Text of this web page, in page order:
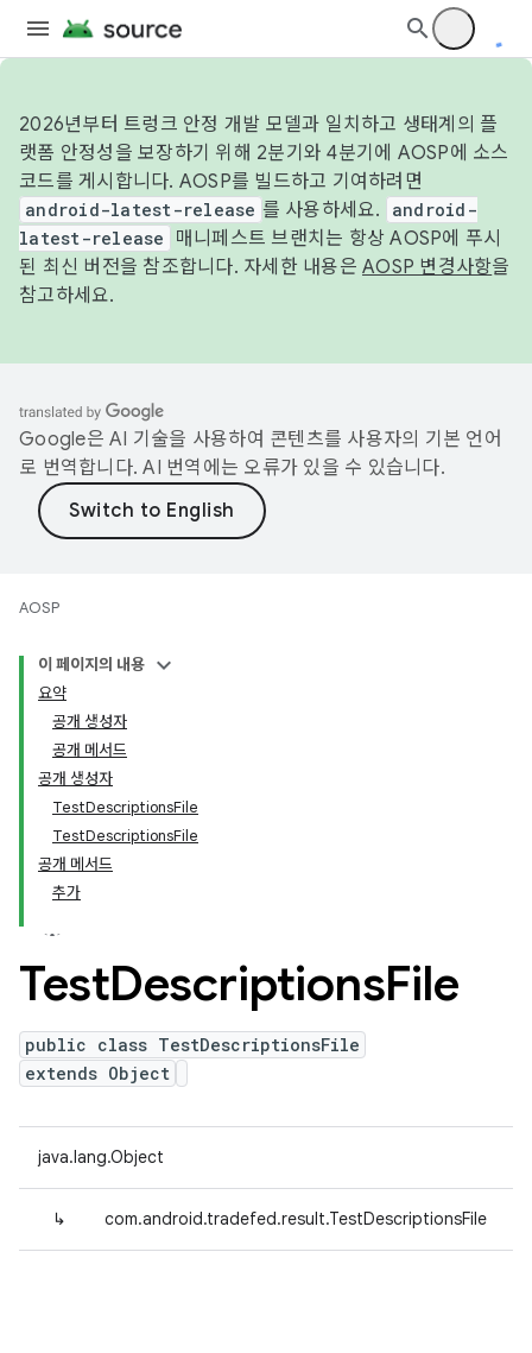
2026년부터 트렁크 안정 개발 모델과 일치하고 생태계의 플
랫폼 안정성을 보장하기 위해 2분기와 4분기에 AOSP에 소스
코드를 게시합니다. AOSP를 빌드하고 기여하려면
android-latest-release 를 사용하세요.
android-
latest-release
매니페스트 브랜치는 항상 AOSP에 푸시
된 최신 버전을 참조합니다. 자세한 내용은 AOSP 변경사항을
참고하세요.
Google은 AI 기술을 사용하여 콘텐츠를 사용자의 기본 언어
로 번역합니다. AI 번역에는 오류가 있을 수 있습니다.
AOSP
이 페이지의 내용
요약
공개 생성자
공개 메서드
공개 생성자
TestDescriptionsFile
TestDescriptionsFile
공개 메서드
추가
TestDescriptionsFile
public class TestDescriptionsFile
extends Object
java.lang.Object
↳ com.android.tradefed.result.TestDescriptionsFile